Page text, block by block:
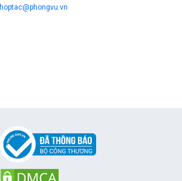
hoptac@phongvu.vn